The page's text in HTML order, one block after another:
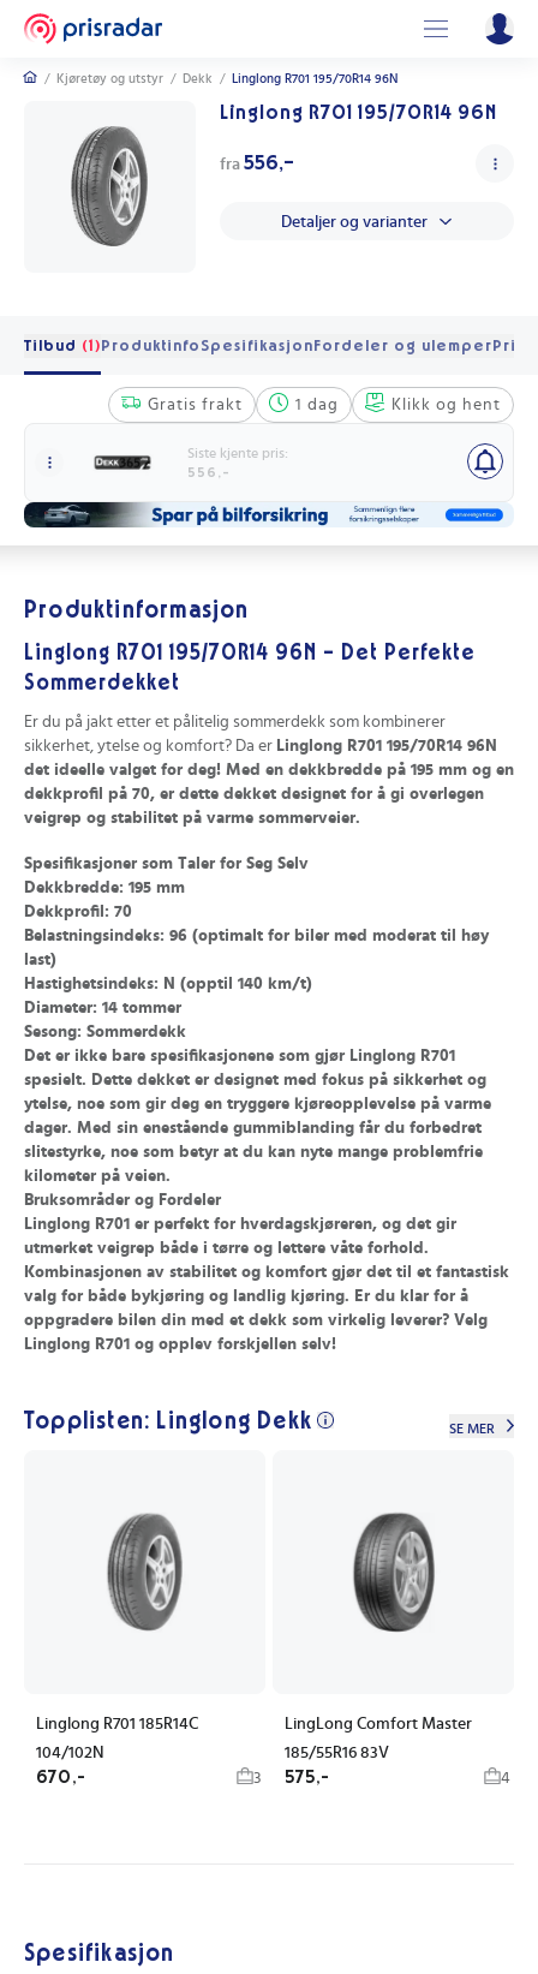
/ Kjøretøy og utstyr / Dekk / Linglong R701 195/70R14 96N
Linglong R701 195/70R14 96N
fra 556,-
Detaljer og varianter
Tilbud (1)Produktinfo SpesifikasjonFordeler og ulemperPris
Gratis frakt 1 dag Klikk og hent
Siste kjente pris:
556,-
Produktinformasjon
Linglong R701 195/70R14 96N – Det Perfekte
Sommerdekket
Er du på jakt etter et pålitelig sommerdekk som kombinerer
sikkerhet, ytelse og komfort? Da er Linglong R701 195/70R14 96N
det ideelle valget for deg! Med en dekkbredde på 195 mm og en
dekkprofil på 70, er dette dekket designet for å gi overlegen
veigrep og stabilitet på varme sommerveier.
Spesifikasjoner som Taler for Seg Selv
Dekkbredde: 195 mm
Dekkprofil: 70
Belastningsindeks: 96 (optimalt for biler med moderat til høy
last)
Hastighetsindeks: N (opptil 140 km/t)
Diameter: 14 tommer
Sesong: Sommerdekk
Det er ikke bare spesifikasjonene som gjør Linglong R701
spesielt. Dette dekket er designet med fokus på sikkerhet og
ytelse, noe som gir deg en tryggere kjøreopplevelse på varme
dager. Med sin enestående gummiblanding får du forbedret
slitestyrke, noe som betyr at du kan nyte mange problemfrie
kilometer på veien.
Bruksområder og Fordeler
Linglong R701 er perfekt for hverdagskjøreren, og det gir
utmerket veigrep både i tørre og lettere våte forhold.
Kombinasjonen av stabilitet og komfort gjør det til et fantastisk
valg for både bykjøring og landlig kjøring. Er du klar for å
oppgradere bilen din med et dekk som virkelig leverer? Velg
Linglong R701 og opplev forskjellen selv!
Topplisten: Linglong Dekk SE MER
Linglong R701 185R14C
104/102N
670,- 3
LingLong Comfort Master
185/55R16 83V
575,- 4
Spesifikasjon